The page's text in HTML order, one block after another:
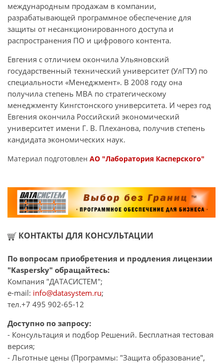
международным продажам в компании,
разрабатывающей программное обеспечение для
защиты от несанкционированного доступа и
распространения ПО и цифрового контента.
Евгения с отличием окончила Ульяновский
государственный технический университет (УлГТУ) по
специальности «Менеджмент». В 2008 году она
получила степень MBA по стратегическому
менеджменту Кингстонского университета. И через год
Евгения окончила Российский экономический
университет имени Г. В. Плеханова, получив степень
кандидата экономических наук.
Материал подготовлен АО "Лаборатория Касперского"
КОНТАКТЫ ДЛЯ КОНСУЛЬТАЦИИ
По вопросам приобретения и продления лицензии
"Kaspersky" обращайтесь:
Компания "ДАТАСИСТЕМ";
e-mail: info@datasystem.ru;
тел.+7 495 902-65-12
Доступно по запросу:
- Консультация и подбор Решений. Бесплатная тестовая
версия;
- Льготные цены (Программы: "Защита образование",